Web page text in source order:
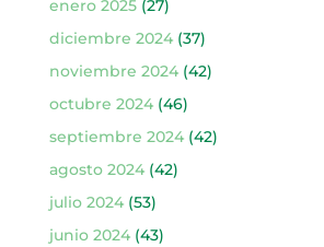
enero 2025(27)
diciembre 2024(37)
noviembre 2024(42)
octubre 2024(46)
septiembre 2024(42)
agosto 2024(42)
julio 2024(53)
junio 2024(43)